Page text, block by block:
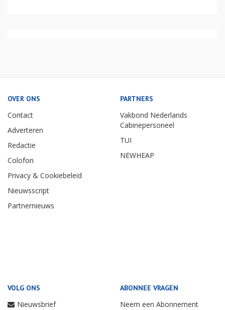
OVER ONS
Contact
Adverteren
Redactie
Colofon
Privacy & Cookiebeleid
Nieuwsscript
Partnernieuws
PARTNERS
Vakbond Nederlands
Cabinepersoneel
TUI
NEWHEAP
VOLG ONS
Nieuwsbrief
ABONNEE VRAGEN
Neem een Abonnement